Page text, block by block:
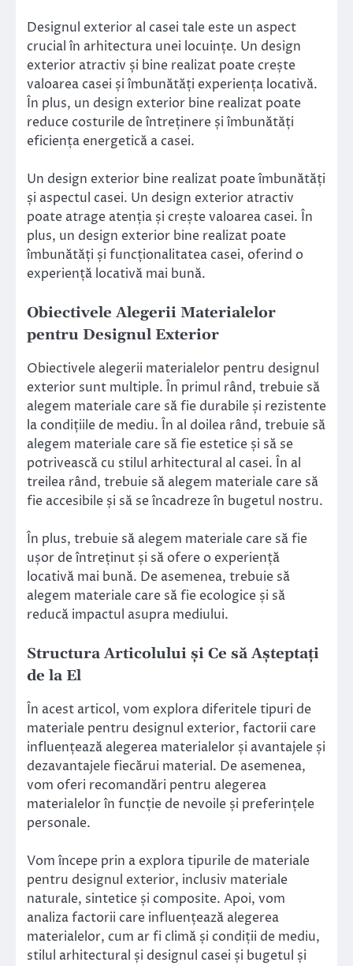
Designul exterior al casei tale este un aspect
crucial în arhitectura unei locuințe. Un design
exterior atractiv și bine realizat poate crește
valoarea casei și îmbunătăți experiența locativă.
În plus, un design exterior bine realizat poate
reduce costurile de întreținere și îmbunătăți
eficiența energetică a casei.
Un design exterior bine realizat poate îmbunătăți
și aspectul casei. Un design exterior atractiv
poate atrage atenția și crește valoarea casei. În
plus, un design exterior bine realizat poate
îmbunătăți și funcționalitatea casei, oferind o
experiență locativă mai bună.
Obiectivele Alegerii Materialelor
pentru Designul Exterior
Obiectivele alegerii materialelor pentru designul
exterior sunt multiple. În primul rând, trebuie să
alegem materiale care să fie durabile și rezistente
la condițiile de mediu. În al doilea rând, trebuie să
alegem materiale care să fie estetice și să se
potrivească cu stilul arhitectural al casei. În al
treilea rând, trebuie să alegem materiale care să
fie accesibile și să se încadreze în bugetul nostru.
În plus, trebuie să alegem materiale care să fie
ușor de întreținut și să ofere o experiență
locativă mai bună. De asemenea, trebuie să
alegem materiale care să fie ecologice și să
reducă impactul asupra mediului.
Structura Articolului și Ce să Așteptați
de la El
În acest articol, vom explora diferitele tipuri de
materiale pentru designul exterior, factorii care
influențează alegerea materialelor și avantajele și
dezavantajele fiecărui material. De asemenea,
vom oferi recomandări pentru alegerea
materialelor în funcție de nevoile și preferințele
personale.
Vom începe prin a explora tipurile de materiale
pentru designul exterior, inclusiv materiale
naturale, sintetice și composite. Apoi, vom
analiza factorii care influențează alegerea
materialelor, cum ar fi climă și condiții de mediu,
stilul arhitectural și designul casei și bugetul și